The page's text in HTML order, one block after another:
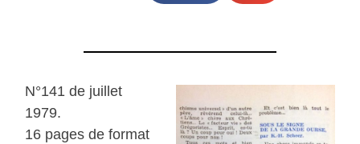
N°141 de juillet
1979.
16 pages de format